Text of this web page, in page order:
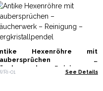
Hexenröhre mit
–
– Reinigung –
01 See Details